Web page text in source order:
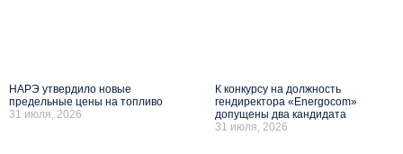
НАРЭ утвердило новые
предельные цены на топливо
31 июля, 2026
К конкурсу на должность
гендиректора «Energocom»
допущены два кандидата
31 июля, 2026